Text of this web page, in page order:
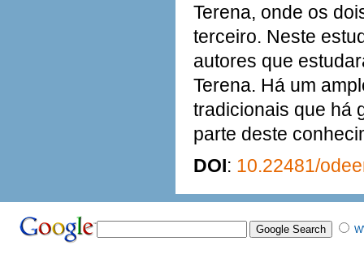
Terena, onde os
terceiro. Neste
autores que
Terena. Há um
tradicionais que há
parte deste
DOI: 10.22481/